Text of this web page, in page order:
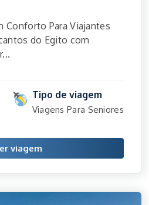
Conforto Para Viajantes
do Egito com
Tipo de viagem
Viagens Para Seniores
viagem